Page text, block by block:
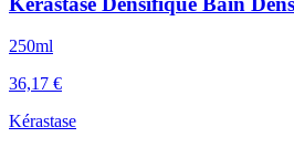
250ml
36,17 €
Kérastase